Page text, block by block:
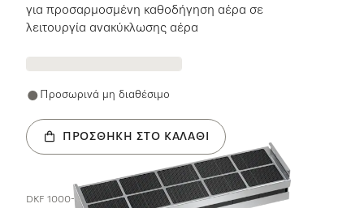
για προσαρμοσμένη καθοδήγηση αέρα σε
λειτουργία ανακύκλωσης αέρα
Προσωρινά μη διαθέσιμο
ΠΡΟΣΘΉΚΗ ΣΤΟ ΚΑΛΆΘΙ
DKF 1000-R